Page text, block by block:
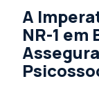
A
NR-1